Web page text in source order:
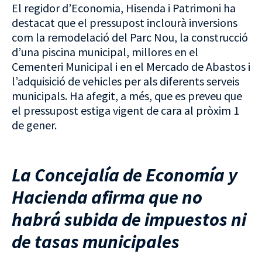
El regidor d’Economia, Hisenda i Patrimoni ha
destacat que el pressupost inclourà inversions
com la remodelació del Parc Nou, la construcció
d’una piscina municipal, millores en el
Cementeri Municipal i en el Mercado de Abastos i
l’adquisició de vehicles per als diferents serveis
municipals. Ha afegit, a més, que es preveu que
el pressupost estiga vigent de cara al pròxim 1
de gener.
La Concejalía de Economía y
Hacienda afirma que no
habrá subida de impuestos ni
de tasas municipales